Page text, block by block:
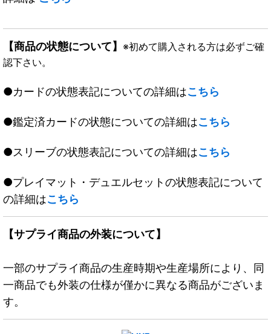
【商品の状態について】 ※初めて購入される方は必ずご確
認下さい。
●カードの状態表記についての詳細はこちら
●鑑定済カードの状態についての詳細はこちら
●スリーブの状態表記についての詳細はこちら
●プレイマット・デュエルセットの状態表記について
の詳細はこちら
【サプライ商品の外装について】
一部のサプライ商品の生産時期や生産場所により、同
一商品でも外装の仕様が僅かに異なる商品がございま
す。